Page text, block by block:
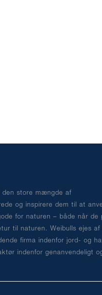
den store mængde af
og inspirere dem til at
for naturen – både når de
til naturen. Weibulls ejes af
firma indenfor jord- og
indenfor genanvendeligt